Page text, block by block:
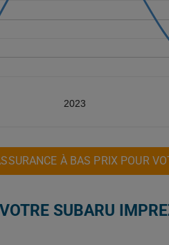
2023
À BAS PRIX POUR
SUBARU